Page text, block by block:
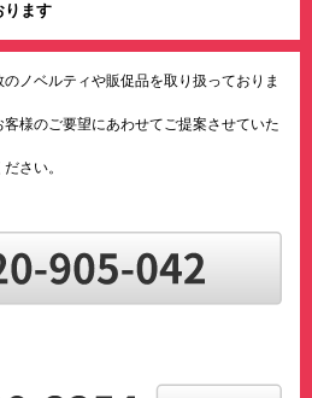
ります
ノベルティや販促品を取り扱っておりま
様のご要望にあわせてご提案させていた
さい。